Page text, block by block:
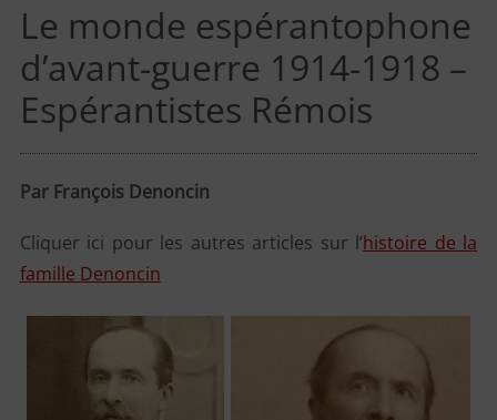
Le monde espérantophone
d’avant-guerre 1914-1918 –
Espérantistes Rémois
Par François Denoncin
Cliquer ici pour les autres articles sur l’histoire de la
famille Denoncin